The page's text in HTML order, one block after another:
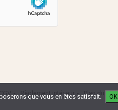
Règlement intérieur Plan du site
que vous en êtes satisfait. OK